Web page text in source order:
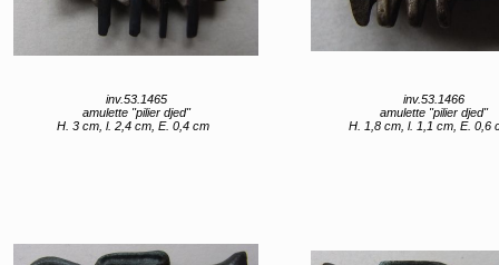
inv.53.1465
amulette "pilier djed"
H. 3 cm, l. 2,4 cm, E. 0,4 cm
inv.53.1466
amulette "pilier djed"
H. 1,8 cm, l. 1,1 cm, E. 0,6